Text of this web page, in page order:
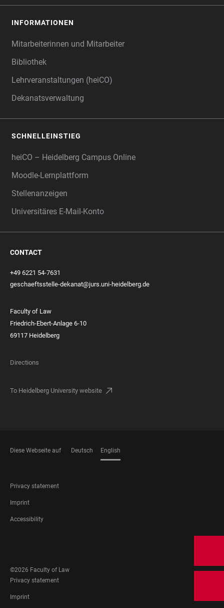
INFORMATIONEN
Mitarbeiterinnen und Mitarbeiter
Bibliothek
Lehrveranstaltungen (heiCO)
Dekanatsverwaltung
SCHNELLEINSTIEG
heiCO – Heidelberg Campus Online
Moodle-Lernplattform
Stellenanzeigen
Universitäres E-Mail-Konto
CONTACT
+49 6221 54-7631
geschaeftsstelle-dekanat@jurs.uni-heidelberg.de
Faculty of Law
Friedrich-Ebert-Anlage 6-10
69117 Heidelberg
Directions
To Heidelberg University website
Diese Webseite auf Deutsch English
FOOTER
LEGAL
Privacy statement
Imprint
Accessibility
MEDIA
©2026 Faculty of Law
FOOTER
LEGAL
Privacy statement
Imprint